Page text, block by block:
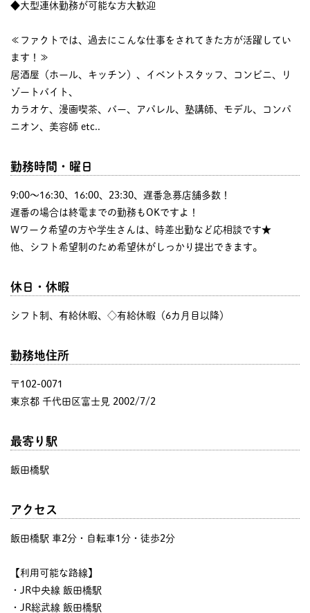
◆大型連休勤務が可能な方大歓迎
≪ファクトでは、過去にこんな仕事をされてきた方が活躍してい
ます！≫
居酒屋（ホール、キッチン）、イベントスタッフ、コンビニ、リ
ゾートバイト、
カラオケ、漫画喫茶、バー、アパレル、塾講師、モデル、コンパ
ニオン、美容師 etc..
勤務時間・曜日
9:00〜16:30、16:00、23:30、遅番急募店舗多数！
遅番の場合は終電までの勤務もOKですよ！
Wワーク希望の方や学生さんは、時差出勤など応相談です★
他、シフト希望制のため希望休がしっかり提出できます。
休日・休暇
シフト制、有給休暇、◇有給休暇（6カ月目以降）
勤務地住所
〒102-0071
東京都 千代田区富士見 2002/7/2
最寄り駅
飯田橋駅
アクセス
飯田橋駅 車2分・自転車1分・徒歩2分
【利用可能な路線】
・JR中央線 飯田橋駅
・JR総武線 飯田橋駅